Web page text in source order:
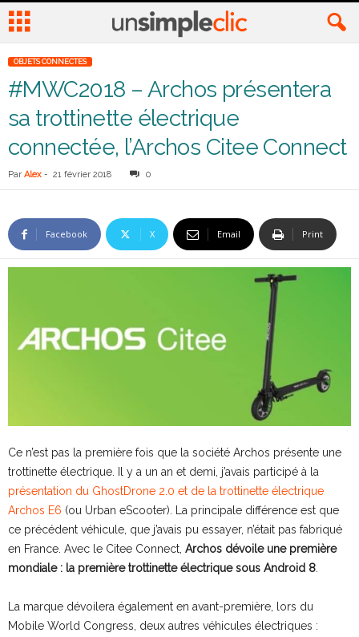
OBJETS CONNECTES
#MWC2018 – Archos présentera
sa trottinette électrique
connectée, l’Archos Citee Connect
Par Alex - 21 février 2018 0
Facebook X Email Print
Ce n’est pas la première fois que la société Archos présente une
trottinette électrique. Il y a un an et demi, j’avais participé à la
présentation du GhostDrone 2.0 et de la trottinette électrique
Archos E6 (ou Urban eScooter). La principale différence est que
ce précédent véhicule, que j’avais pu essayer, n’était pas fabriqué
en France. Avec le Citee Connect, Archos dévoile une première
mondiale : la première trottinette électrique sous Android 8
La marque dévoilera également en avant-première, lors du
Mobile World Congress, deux autres véhicules électriques :